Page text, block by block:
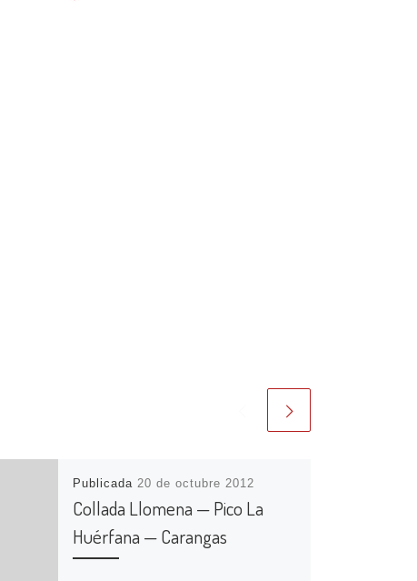
Publicada 20 de octubre 2012
Collada Llomena — Pico La
Huérfana — Carangas